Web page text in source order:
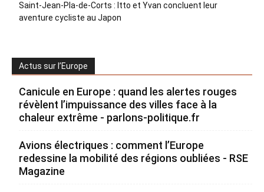
Saint-Jean-Pla-de-Corts : Itto et Yvan concluent leur
aventure cycliste au Japon
Actus sur l’Europe
Canicule en Europe : quand les alertes rouges
révèlent l’impuissance des villes face à la
chaleur extrême - parlons-politique.fr
Avions électriques : comment l’Europe
redessine la mobilité des régions oubliées - RSE
Magazine